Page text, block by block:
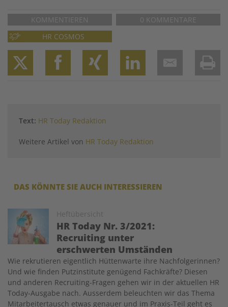
KOMMENTIEREN
0 KOMMENTARE
HR COSMOS
Text: HR Today Redaktion
Weitere Artikel von HR Today Redaktion
DAS KÖNNTE SIE AUCH INTERESSIEREN
Heftübersicht
HR Today Nr. 3/2021:
Recruiting unter
erschwerten Umständen
Image
Wie rekrutieren eigentlich Hüttenwarte ihre Nachfolgerinnen?
Und wie finden Putzinstitute genügend Fachkräfte? Diesen
und anderen Recruiting-Fragen gehen wir in der aktuellen HR
Today-Ausgabe nach. Ausserdem beleuchten wir das Thema
Mitarbeitertausch etwas genauer und im Praxis-Teil geht es